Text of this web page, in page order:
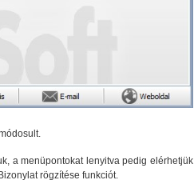
a menüpontokat lenyitva pedig elérhetjük
rögzítése funkciót.